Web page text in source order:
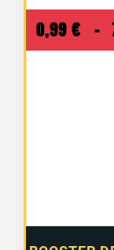
0,99 € –